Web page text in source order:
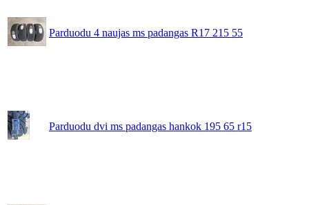
Parduodu 4 naujas ms padangas R17 215 55
Parduodu dvi ms padangas hankok 195 65 r15